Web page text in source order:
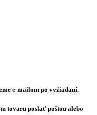
e-mailom po vyžiadaní.
tovaru poslať poštou alebo